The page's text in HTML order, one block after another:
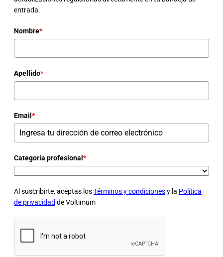
entrada.
Nombre*
Apellido*
Email *
Categoria profesional *
Al suscribirte, aceptas losTérminos y condicionesy la Política
de privacidad de Voltimum